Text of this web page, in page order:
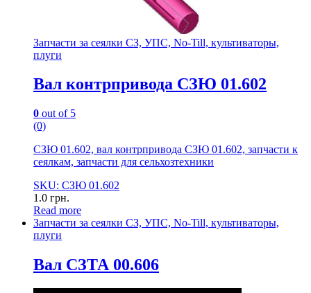
Запчасти за сеялки СЗ, УПС, No-Till, культиваторы,
плуги
Вал контрпривода СЗЮ 01.602
0 out of 5
(0)
СЗЮ 01.602, вал контрпривода СЗЮ 01.602, запчасти к
сеялкам, запчасти для сельхозтехники
SKU: СЗЮ 01.602
1.0 грн.
Read more
Запчасти за сеялки СЗ, УПС, No-Till, культиваторы,
плуги
Вал СЗТА 00.606